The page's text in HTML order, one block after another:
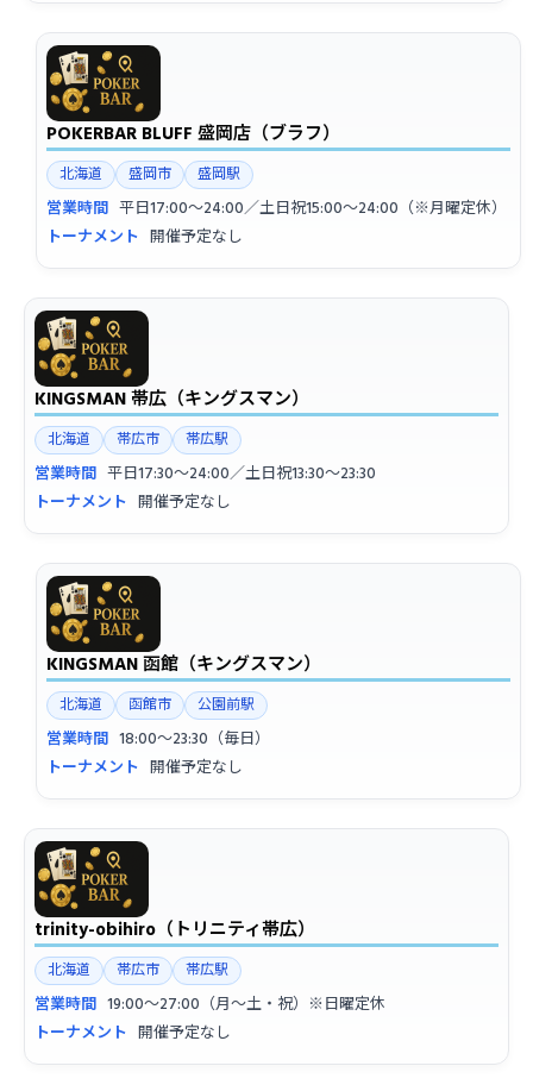
POKERBAR BLUFF 盛岡店（ブラフ）
北海道 盛岡市 盛岡駅
営業時間 平日17:00〜24:00／土日祝15:00〜24:00（※月曜定休）
トーナメント 開催予定なし
KINGSMAN 帯広（キングスマン）
北海道 帯広市 帯広駅
営業時間 平日17:30〜24:00／土日祝13:30〜23:30
トーナメント 開催予定なし
KINGSMAN 函館（キングスマン）
北海道 函館市 公園前駅
営業時間 18:00〜23:30（毎日）
トーナメント 開催予定なし
trinity-obihiro（トリニティ帯広）
北海道 帯広市 帯広駅
営業時間 19:00〜27:00（月〜土・祝）※日曜定休
トーナメント 開催予定なし